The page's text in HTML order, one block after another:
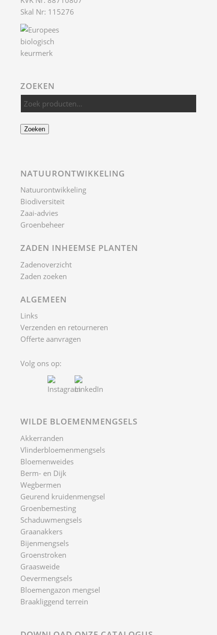
Skal Nr: 115276
ZOEKEN
Zoeken
NATUURONTWIKKELING
Natuurontwikkeling
Biodiversiteit
Zaai-advies
Groenbeheer
ZADEN INHEEMSE PLANTEN
Zadenoverzicht
Zaden zoeken
ALGEMEEN
Links
Verzenden en retourneren
Offerte aanvragen
Volg ons op:
WILDE BLOEMENMENGSELS
Akkerranden
Vlinderbloemenmengsels
Bloemenweides
Berm- en Dijk
Wegbermen
Geurend kruidenmengsel
Groenbemesting
Schaduwmengsels
Graanakkers
Bijenmengsels
Groenstroken
Graasweide
Oevermengsels
Bloemengazon mengsel
Braakliggend terrein